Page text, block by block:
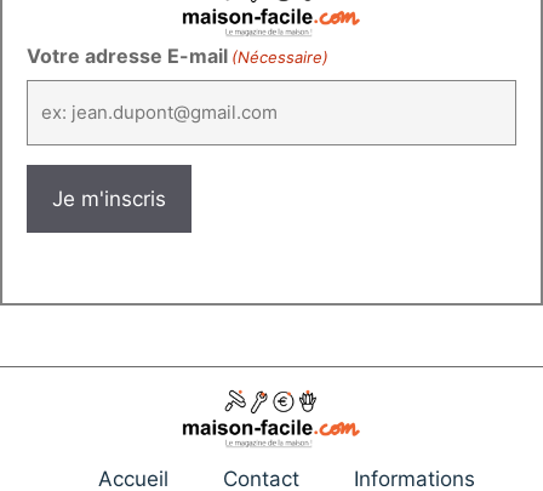
Votre adresse E-mail (Nécessaire)
Accueil Contact
Informations